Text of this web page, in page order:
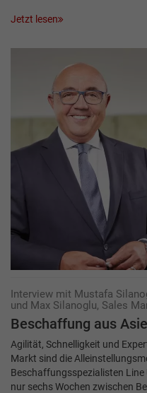
Jetzt lesen
Interview mit Mustafa
und Max Silanoglu, Sales
Beschaffung aus
Agilität, Schnelligkeit und
Markt sind die
Beschaffungsspezialisten
nur sechs Wochen zwischen